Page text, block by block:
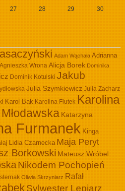
27 28 29
30
Adam Wąchała Adrianna
Agnieszka Wrona Alicja Borek Dominika
Dominik Kotulski Jakub
Julia Szymkiewicz Julia Zacharz
Karol Bąk Karolina Fiutek Karolina
Katarzyna
Furmanek Kinga
Lidia Czarnecka Maja Peryt
Borkowski Mateusz Wróbel
Nikodem Pochopień
Oliwia Skrzyniarz Rafał
Sylwester Lepiarz